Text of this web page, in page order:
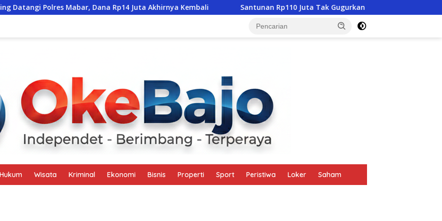
Dana Rp14 Juta Akhirnya Kembali Santunan Rp110 Juta Tak Gugurkan Pidana, Polres Mabar Terus Usut
Hukum Wisata Kriminal Ekonomi Bisnis Properti Sport Peristiwa Loker Saham